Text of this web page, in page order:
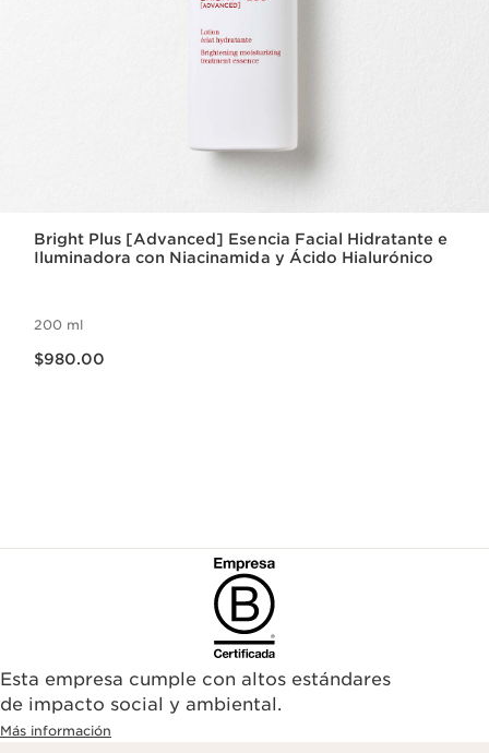
Bright Plus [Advanced] Esencia Facial Hidratante e
Iluminadora con Niacinamida y Ácido Hialurónico
200 ml
$980.00
Esta empresa cumple con altos estándares
de impacto social y ambiental.
Más información